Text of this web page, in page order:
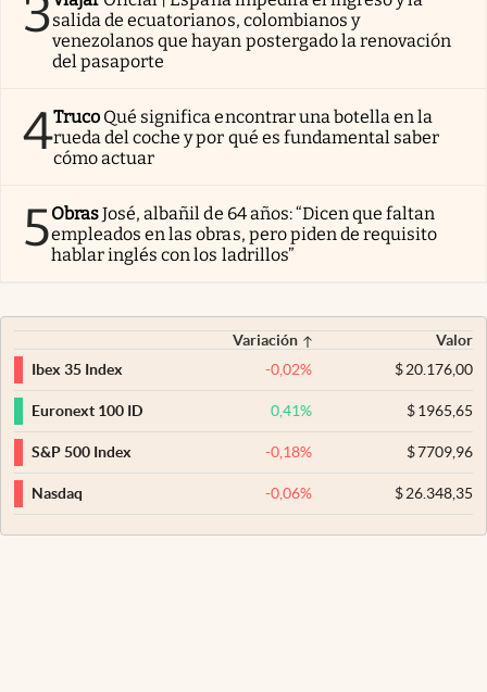
3salida de ecuatorianos, colombianos y
venezolanos que hayan postergado la renovación
del pasaporte
4Truco Qué significa encontrar una botella en la
rueda del coche y por qué es fundamental saber
cómo actuar
5ObrasJosé, albañil de 64 años: “Dicen que faltan
empleados en las obras, pero piden de requisito
hablar inglés con los ladrillos”
Variación
Valor
Ibex 35 Index
-0,02% $20.176,00
Euronext 100 ID 0,41% $1965,65
S&P 500 Index -0,18% $7709,96
Nasdaq -0,06% $26.348,35